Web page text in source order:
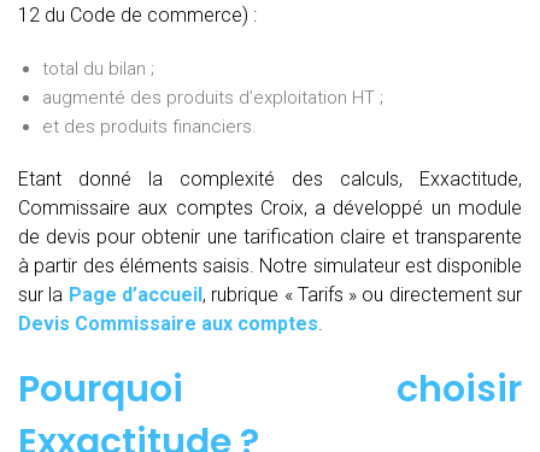
12 du Code de commerce) :
total du bilan ;
augmenté des produits d’exploitation HT ;
et des produits financiers.
Etant donné la complexité des calculs, Exxactitude,
Commissaire aux comptes Croix, a développé un module
de devis pour obtenir une tarification claire et transparente
à partir des éléments saisis. Notre simulateur est disponible
sur la Page d’accueil, rubrique « Tarifs » ou directement sur
Devis Commissaire aux comptes.
Pourquoi choisir